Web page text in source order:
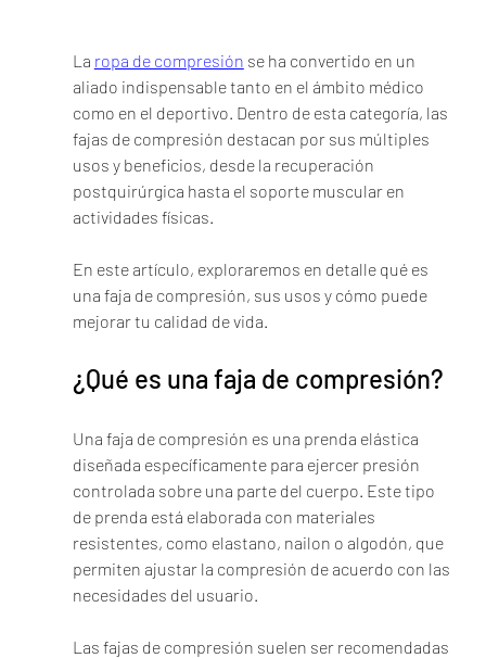
La ropa de compresión se ha convertido en un
aliado indispensable tanto en el ámbito médico
como en el deportivo. Dentro de esta categoría, las
fajas de compresión destacan por sus múltiples
usos y beneficios, desde la recuperación
postquirúrgica hasta el soporte muscular en
actividades físicas.
En este artículo, exploraremos en detalle qué es
una faja de compresión, sus usos y cómo puede
mejorar tu calidad de vida.
¿Qué es una faja de compresión?
Una faja de compresión es una prenda elástica
diseñada específicamente para ejercer presión
controlada sobre una parte del cuerpo. Este tipo
de prenda está elaborada con materiales
resistentes, como elastano, nailon o algodón, que
permiten ajustar la compresión de acuerdo con las
necesidades del usuario.
Las fajas de compresión suelen ser recomendadas